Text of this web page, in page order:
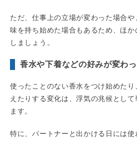
ただ、仕事上の立場が変わった場合
味を持ち始めた場合もあるため、ほ
しましょう。
香水や下着などの好みが変わ
使ったことのない香水をつけ始めた
えたりする変化は、浮気の兆候とし
ます。
特に、パートナーと出かける日には使